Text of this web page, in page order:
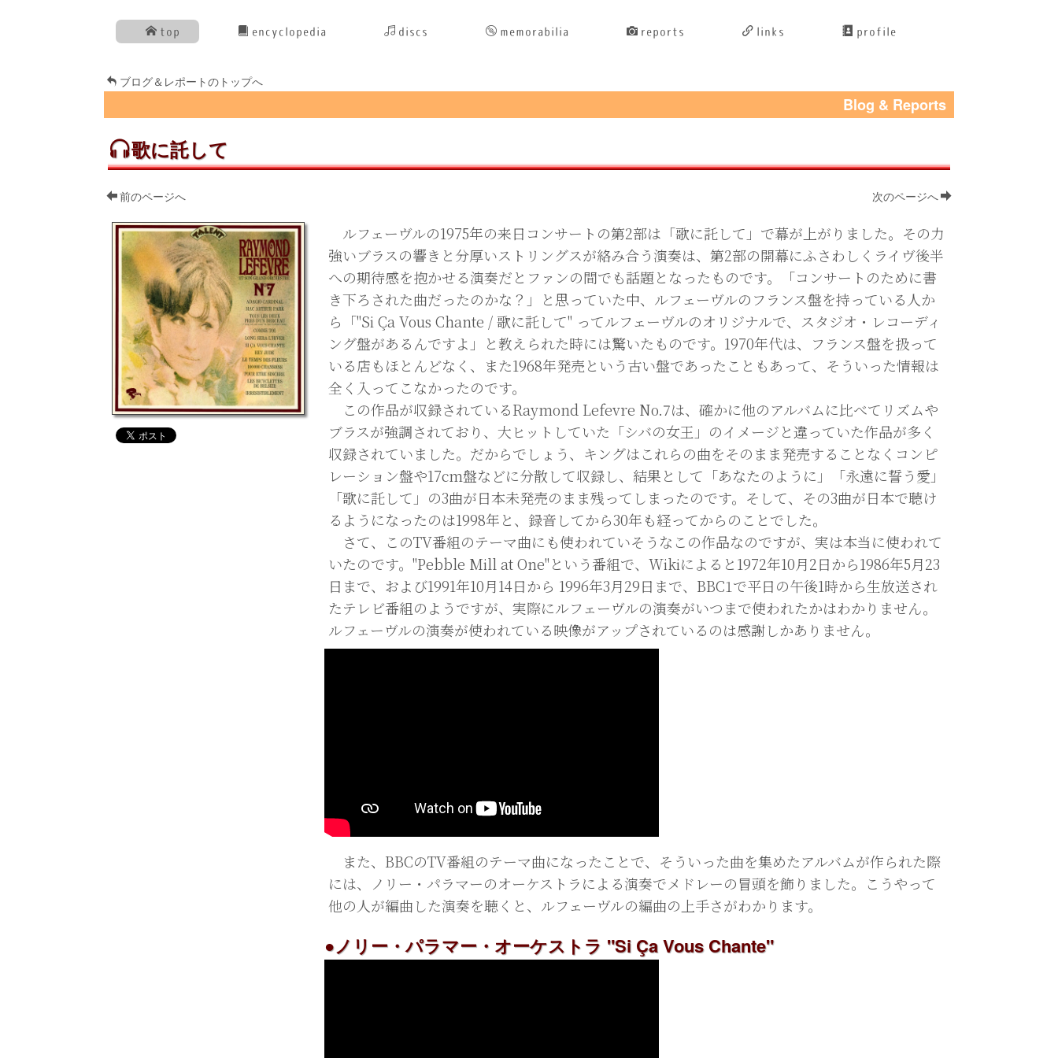
top encyclopedia discs memorabilia reports links profile
ブログ＆レポートのトップへ
Blog & Reports
歌に託して
前のページへ 次のページへ
ルフェーヴルの1975年の来日コンサートの第2部は「歌に託して」で幕が上がりました。その力
強いブラスの響きと分厚いストリングスが絡み合う演奏は、第2部の開幕にふさわしくライヴ後半
への期待感を抱かせる演奏だとファンの間でも話題となったものです。「コンサートのために書
き下ろされた曲だったのかな？」と思っていた中、ルフェーヴルのフランス盤を持っている人か
ら「"Si Ça Vous Chante / 歌に託して" ってルフェーヴルのオリジナルで、スタジオ・レコーディ
ング盤があるんですよ」と教えられた時には驚いたものです。1970年代は、フランス盤を扱って
いる店もほとんどなく、また1968年発売という古い盤であったこともあって、そういった情報は
全く入ってこなかったのです。
この作品が収録されているRaymond Lefevre No.7は、確かに他のアルバムに比べてリズムや
ブラスが強調されており、大ヒットしていた「シバの女王」のイメージと違っていた作品が多く
収録されていました。だからでしょう、キングはこれらの曲をそのまま発売することなくコンピ
レーション盤や17cm盤などに分散して収録し、結果として「あなたのように」「永遠に誓う愛」
「歌に託して」の3曲が日本未発売のまま残ってしまったのです。そして、その3曲が日本で聴け
るようになったのは1998年と、録音してから30年も経ってからのことでした。
さて、このTV番組のテーマ曲にも使われていそうなこの作品なのですが、実は本当に使われて
いたのです。"Pebble Mill at One"という番組で、Wikiによると1972年10月2日から1986年5月23
日まで、および1991年10月14日から 1996年3月29日まで、BBC1で平日の午後1時から生放送され
たテレビ番組のようですが、実際にルフェーヴルの演奏がいつまで使われたかはわかりません。
ルフェーヴルの演奏が使われている映像がアップされているのは感謝しかありません。
また、BBCのTV番組のテーマ曲になったことで、そういった曲を集めたアルバムが作られた際
には、ノリー・パラマーのオーケストラによる演奏でメドレーの冒頭を飾りました。こうやって
他の人が編曲した演奏を聴くと、ルフェーヴルの編曲の上手さがわかります。
●ノリー・パラマー・オーケストラ "Si Ça Vous Chante"